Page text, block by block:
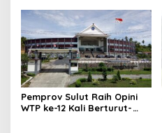
Pemprov Sulut Raih Opini
WTP ke-12 Kali Berturut-